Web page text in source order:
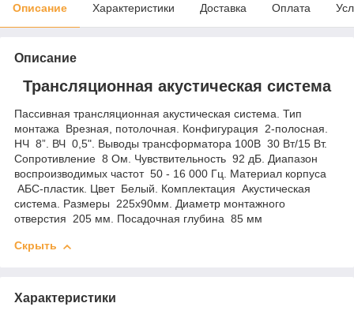
Описание Характеристики Доставка Оплата
Описание
Трансляционная акустическая система
Пассивная трансляционная акустическая система. Тип
монтажа Врезная, потолочная. Конфигурация 2-полосная.
НЧ 8”. ВЧ 0,5". Выводы трансформатора 100В 30 Вт/15 Вт.
Сопротивление 8 Ом. Чувствительность 92 дБ. Диапазон
воспроизводимых частот 50 - 16 000 Гц. Материал корпуса
АБС-пластик. Цвет Белый. Комплектация Акустическая
система. Размеры 225x90мм. Диаметр монтажного
отверстия 205 мм. Посадочная глубина 85 мм
Скрыть
Характеристики